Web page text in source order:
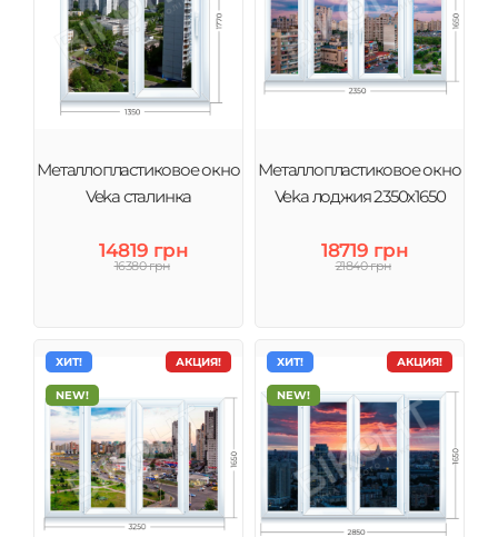
Металлопластиковое окно
Veka сталинка
14819 грн
16380 грн
Металлопластиковое окно
Veka лоджия 2350х1650
18719 грн
21840 грн
АКЦИЯ!
ХИТ!
NEW!
АКЦИЯ!
ХИТ!
NEW!